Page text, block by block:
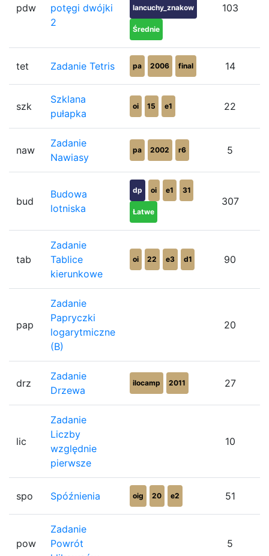
pdw
potęgi dwójki
2
lancuchy_znakow
Średnie
103
tet Zadanie Tetris pa 2006 final 14
szk
Szklana
pułapka
oi 15 e1 22
naw
Zadanie
Nawiasy
pa 2002 r6 5
bud
Budowa
lotniska
dp oi e1 31
Łatwe
307
tab
Zadanie
Tablice
kierunkowe
oi 22 e3 d1 90
pap
Zadanie
Papryczki
logarytmiczne
(B)
20
drz
Zadanie
Drzewa
ilocamp 2011 27
lic
Zadanie
Liczby
względnie
pierwsze
10
spo Spóźnienia oig 20 e2 51
pow
Zadanie
Powrót
5